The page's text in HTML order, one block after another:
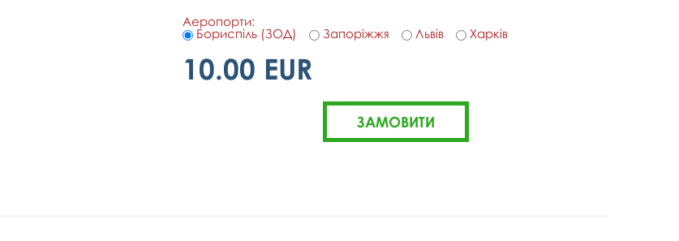
Аеропорти:
Бориспіль (ЗОД)
Запоріжжя Львів Харків
10.00 EUR